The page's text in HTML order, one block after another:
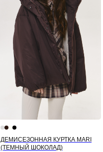
ДЕМИСЕЗОННАЯ КУРТКА MARI
(ТЕМНЫЙ ШОКОЛАД)